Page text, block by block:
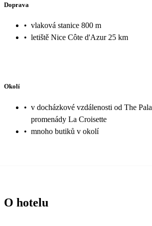
Doprava
• vlaková stanice 800 m
• letiště Nice Côte d'Azur 25 km
Okolí
• v docházkové vzdálenosti od The
promenády La Croisette
• mnoho butiků v okolí
O hotelu